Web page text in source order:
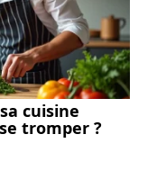
cuisine
tromper ?